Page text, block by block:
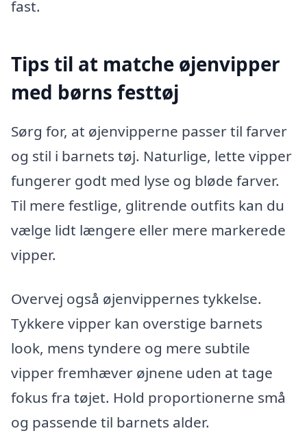
fast.
Tips til at matche øjenvipper
med børns festtøj
Sørg for, at øjenvipperne passer til farver
og stil i barnets tøj. Naturlige, lette vipper
fungerer godt med lyse og bløde farver.
Til mere festlige, glitrende outfits kan du
vælge lidt længere eller mere markerede
vipper.
Overvej også øjenvippernes tykkelse.
Tykkere vipper kan overstige barnets
look, mens tyndere og mere subtile
vipper fremhæver øjnene uden at tage
fokus fra tøjet. Hold proportionerne små
og passende til barnets alder.